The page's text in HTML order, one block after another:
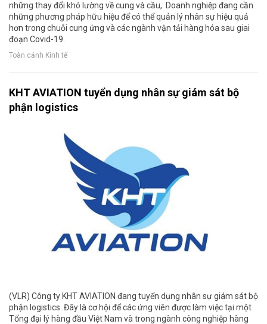
những thay đổi khó lường về cung và cầu,. Doanh nghiệp đang cần
những phương pháp hữu hiệu để có thể quản lý nhân sự hiệu quả
hơn trong chuỗi cung ứng và các ngành vận tải hàng hóa sau giai
đoạn Covid-19.
Toàn cảnh Kinh tế
KHT AVIATION tuyển dụng nhân sự giám sát bộ
phận logistics
(VLR) Công ty KHT AVIATION đang tuyển dụng nhân sự giám sát bộ
phận logistics. Đây là cơ hội để các ứng viên được làm việc tại một
Tổng đại lý hàng đầu Việt Nam và trong ngành công nghiệp hàng